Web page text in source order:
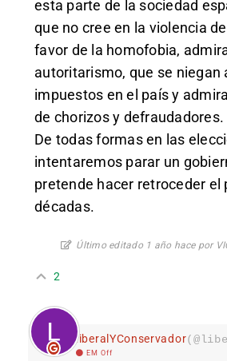
esta parte de la sociedad
que no cree en la violencia
favor de la homofobia,
autoritarismo, que se niegan
impuestos en el país y
de chorizos y defraudadores.
De todas formas en las
intentaremos parar un
pretende hacer retroceder el
décadas.
Último editado 1 año hace por
2
LiberalYConservador
EM Off